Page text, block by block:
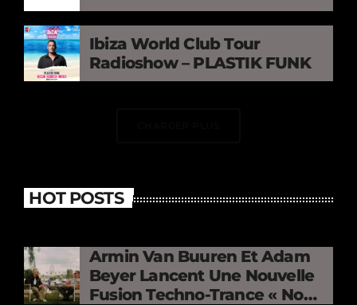
Ibiza World Club Tour
Radioshow – PLASTIK FUNK
HOT POSTS
Armin Van Buuren Et Adam
Beyer Lancent Une Nouvelle
Fusion Techno-Trance « No